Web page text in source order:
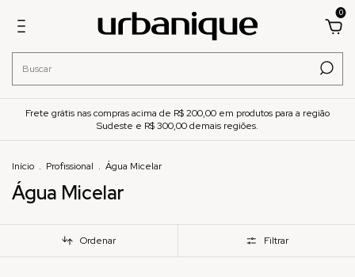
0
Frete grátis nas compras acima de R$ 200,00 em produtos para a região
Sudeste e R$ 300,00 demais regiões.
Início . Profissional . Água Micelar
Água Micelar
Ordenar Filtrar